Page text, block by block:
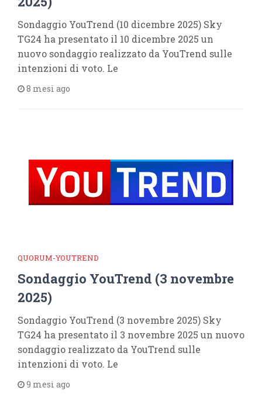
Sondaggio YouTrend (10 dicembre 2025) Sky
TG24 ha presentato il 10 dicembre 2025 un
nuovo sondaggio realizzato da YouTrend sulle
intenzioni di voto. Le
8 mesi ago
QUORUM-YOUTREND
Sondaggio YouTrend (3 novembre
2025)
Sondaggio YouTrend (3 novembre 2025) Sky
TG24 ha presentato il 3 novembre 2025 un nuovo
sondaggio realizzato da YouTrend sulle
intenzioni di voto. Le
9 mesi ago